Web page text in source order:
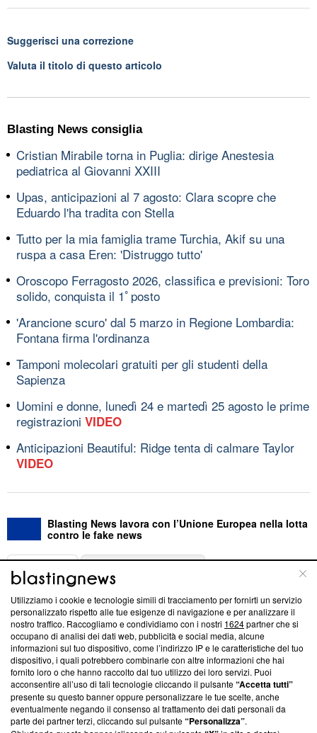
Suggerisci una correzione
Valuta il titolo di questo articolo
Blasting News consiglia
Cristian Mirabile torna in Puglia: dirige Anestesia
pediatrica al Giovanni XXIII
Upas, anticipazioni al 7 agosto: Clara scopre che
Eduardo l'ha tradita con Stella
Tutto per la mia famiglia trame Turchia, Akif su una
ruspa a casa Eren: 'Distruggo tutto'
Oroscopo Ferragosto 2026, classifica e previsioni: Toro
solido, conquista il 1ﾟposto
'Arancione scuro' dal 5 marzo in Regione Lombardia:
Fontana firma l'ordinanza
Tamponi molecolari gratuiti per gli studenti della
Sapienza
Uomini e donne, lunedì 24 e martedì 25 agosto le prime
registrazioni VIDEO
Anticipazioni Beautiful: Ridge tenta di calmare Taylor
VIDEO
Blasting News lavora con l’Unione Europea nella lotta
contro le fake news
ABOUT
Questa sezione offre informazioni trasparenti su Blasting
News, sui nostri processi editoriali e su come ci impegniamo a
creare news di qualità. Inoltre, afferma la nostra aderenza a
‘Trust Project - News with Integrity’Blasting News non è
ancora membro del programma, ma ha richiesto di farne
parte; Trust Project non ha ancora effettuato una verifica di
conformità agli standard.
Su di noi
Utilizziamo i cookie e tecnologie simili di tracciamento per fornirti un servizio
personalizzato rispetto alle tue esigenze di navigazione e per analizzare il
nostro traffico. Raccogliamo e condividiamo con i nostri 1624partner che si
occupano di analisi dei dati web, pubblicità e social media, alcune
informazioni sul tuo dispositivo, come l’indirizzo IP e le caratteristiche del tuo
dispositivo, i quali potrebbero combinarle con altre informazioni che hai
fornito loro o che hanno raccolto dal tuo utilizzo dei loro servizi. Puoi
acconsentire all’uso di tali tecnologie cliccando il pulsante“Accetta tutti”
presente su questo banner oppure personalizzare le tue scelte, anche
eventualmente negando il consenso al trattamento dei dati personali da
parte dei partner terzi, cliccando sul pulsante“Personalizza”.